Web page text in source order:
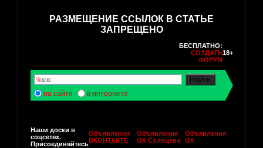
РАЗМЕЩЕНИЕ ССЫЛОК В СТАТЬЕ
ЗАПРЕЩЕНО
БЕСПЛАТНО:
СОЗДАТЬ
ФОРУМ
18+
на сайте в интернете
Наши доски в
соцсетях.
Присоединяйтесь
Объявления
ВКОНТАКТЕ
Объявления
ОК Солнцево
Объявления
ОК